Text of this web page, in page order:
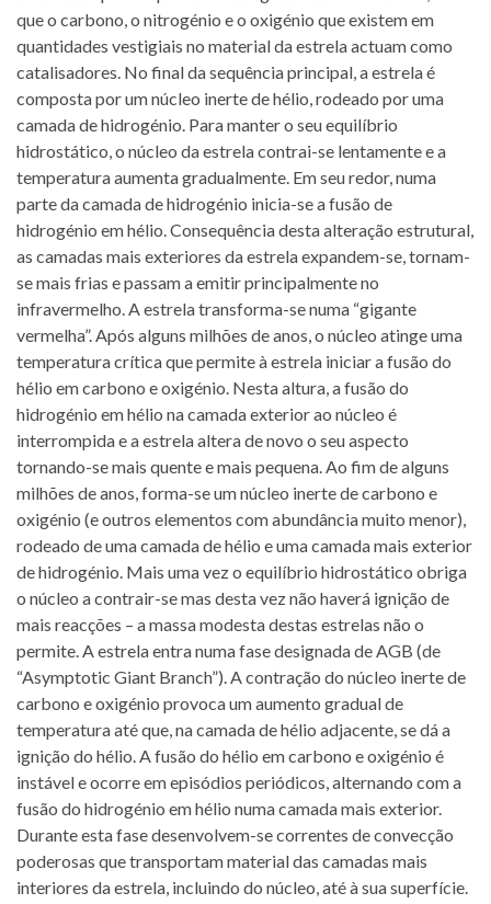
que o carbono, o nitrogénio e o oxigénio que existem em
quantidades vestigiais no material da estrela actuam como
catalisadores. No final da sequência principal, a estrela é
composta por um núcleo inerte de hélio, rodeado por uma
camada de hidrogénio. Para manter o seu equilíbrio
hidrostático, o núcleo da estrela contrai-se lentamente e a
temperatura aumenta gradualmente. Em seu redor, numa
parte da camada de hidrogénio inicia-se a fusão de
hidrogénio em hélio. Consequência desta alteração estrutural,
as camadas mais exteriores da estrela expandem-se, tornam-
se mais frias e passam a emitir principalmente no
infravermelho. A estrela transforma-se numa “gigante
vermelha”. Após alguns milhões de anos, o núcleo atinge uma
temperatura crítica que permite à estrela iniciar a fusão do
hélio em carbono e oxigénio. Nesta altura, a fusão do
hidrogénio em hélio na camada exterior ao núcleo é
interrompida e a estrela altera de novo o seu aspecto
tornando-se mais quente e mais pequena. Ao fim de alguns
milhões de anos, forma-se um núcleo inerte de carbono e
oxigénio (e outros elementos com abundância muito menor),
rodeado de uma camada de hélio e uma camada mais exterior
de hidrogénio. Mais uma vez o equilíbrio hidrostático obriga
o núcleo a contrair-se mas desta vez não haverá ignição de
mais reacções – a massa modesta destas estrelas não o
permite. A estrela entra numa fase designada de AGB (de
“Asymptotic Giant Branch”). A contração do núcleo inerte de
carbono e oxigénio provoca um aumento gradual de
temperatura até que, na camada de hélio adjacente, se dá a
ignição do hélio. A fusão do hélio em carbono e oxigénio é
instável e ocorre em episódios periódicos, alternando com a
fusão do hidrogénio em hélio numa camada mais exterior.
Durante esta fase desenvolvem-se correntes de convecção
poderosas que transportam material das camadas mais
interiores da estrela, incluindo do núcleo, até à sua superfície.